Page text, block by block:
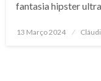
fantasia hipster
Posted
13 Março 2024